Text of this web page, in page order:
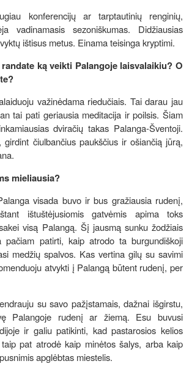
konferencijų ar tarptautinių renginių,
vadinamasis sezoniškumas. Didžiausias
ištisus metus. Einama teisinga kryptimi.
ką veikti Palangoje laisvalaikiu? O
važinėdama riedučiais. Tai darau jau
tai pati geriausia meditacija ir poilsis. Šiam
dviračių takas Palanga-Šventoji.
girdint čiulbančius paukščius ir ošiančią jūrą,
mieliausia?
visada buvo ir bus gražiausia rudenį,
ištuštėjusiomis gatvėmis apima toks
visą Palangą. Šį jausmą sunku žodžiais
pačiam patirti, kaip atrodo ta burgundiškoji
medžių spalvos. Kas vertina gilų su savimi
atvykti į Palangą būtent rudenį, per
su savo pažįstamais, dažnai išgirstu,
Palangoje rudenį ar žiemą. Esu buvusi
ir galiu patikinti, kad pastarosios kelios
pat atrodė kaip minėtos šalys, arba kaip
apglėbtas miestelis.